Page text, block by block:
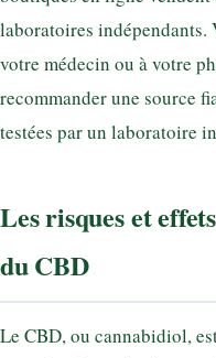
laboratoires indépendants.
votre médecin ou à votre
recommander une source
testées par un laboratoire
Les risques et
du CBD
Le CBD, ou cannabidiol,